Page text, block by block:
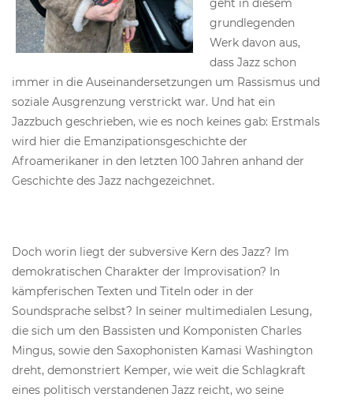
geht in diesem
grundlegenden
Werk davon aus,
dass Jazz schon
immer in die Auseinandersetzungen um Rassismus und
soziale Ausgrenzung verstrickt war. Und hat ein
Jazzbuch geschrieben, wie es noch keines gab: Erstmals
wird hier die Emanzipationsgeschichte der
Afroamerikaner in den letzten 100 Jahren anhand der
Geschichte des Jazz nachgezeichnet.
Doch worin liegt der subversive Kern des Jazz? Im
demokratischen Charakter der Improvisation? In
kämpferischen Texten und Titeln oder in der
Soundsprache selbst? In seiner multimedialen Lesung,
die sich um den Bassisten und Komponisten Charles
Mingus, sowie den Saxophonisten Kamasi Washington
dreht, demonstriert Kemper, wie weit die Schlagkraft
eines politisch verstandenen Jazz reicht, wo seine